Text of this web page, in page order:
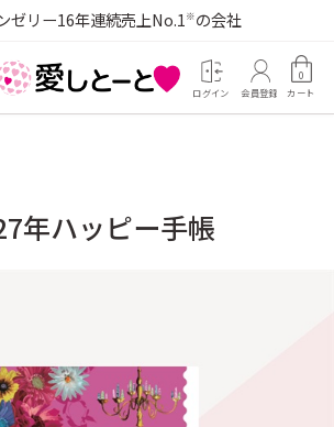
ゼリー16年連続売上No.1 ※の会社
ログイン 会員登録 カート
0
年ハッピー手帳